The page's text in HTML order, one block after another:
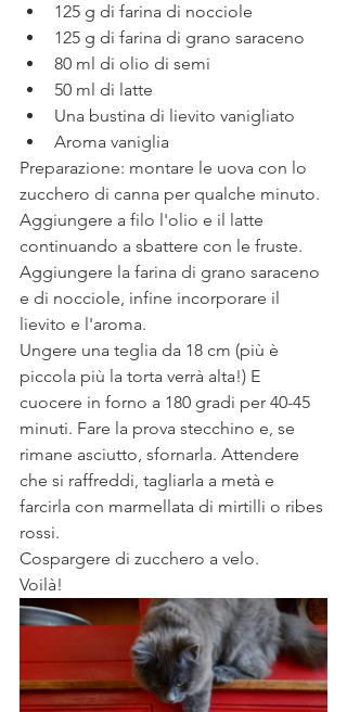
125 g di farina di nocciole
125 g di farina di grano saraceno
80 ml di olio di semi
50 ml di latte
Una bustina di lievito vanigliato
Aroma vaniglia
Preparazione: montare le uova con lo
zucchero di canna per qualche minuto.
Aggiungere a filo l'olio e il latte
continuando a sbattere con le fruste.
Aggiungere la farina di grano saraceno
e di nocciole, infine incorporare il
lievito e l'aroma.
Ungere una teglia da 18 cm (più è
piccola più la torta verrà alta!) E
cuocere in forno a 180 gradi per 40-45
minuti. Fare la prova stecchino e, se
rimane asciutto, sfornarla. Attendere
che si raffreddi, tagliarla a metà e
farcirla con marmellata di mirtilli o ribes
rossi.
Cospargere di zucchero a velo.
Voilà!